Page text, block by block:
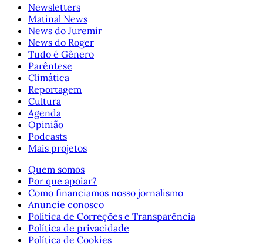
Newsletters
Matinal News
News do Juremir
News do Roger
Tudo é Gênero
Parêntese
Climática
Reportagem
Cultura
Agenda
Opinião
Podcasts
Mais projetos
Quem somos
Por que apoiar?
Como financiamos nosso jornalismo
Anuncie conosco
Política de Correções e Transparência
Política de privacidade
Política de Cookies